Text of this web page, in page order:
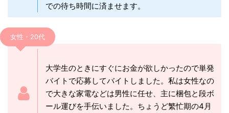
での待ち時間に済ませます。
女性・20代
大学生のときにすぐにお金が欲しかったので単発
バイトで応募してバイトしました。私は女性なの
で大きな家電などは男性に任せ、主に梱包と段ボ
ール運びを手伝いました。ちょうど繁忙期の4月